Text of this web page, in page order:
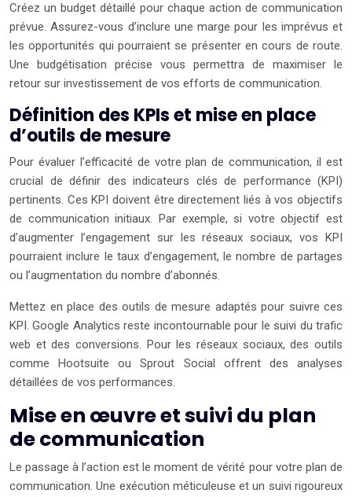
Créez un budget détaillé pour chaque action de communication
prévue. Assurez-vous d’inclure une marge pour les imprévus et
les opportunités qui pourraient se présenter en cours de route.
Une budgétisation précise vous permettra de maximiser le
retour sur investissement de vos efforts de communication.
Définition des KPIs et mise en place
d’outils de mesure
Pour évaluer l’efficacité de votre plan de communication, il est
crucial de définir des indicateurs clés de performance (KPI)
pertinents. Ces KPI doivent être directement liés à vos objectifs
de communication initiaux. Par exemple, si votre objectif est
d’augmenter l’engagement sur les réseaux sociaux, vos KPI
pourraient inclure le taux d’engagement, le nombre de partages
ou l’augmentation du nombre d’abonnés.
Mettez en place des outils de mesure adaptés pour suivre ces
KPI. Google Analytics reste incontournable pour le suivi du trafic
web et des conversions. Pour les réseaux sociaux, des outils
comme Hootsuite ou Sprout Social offrent des analyses
détaillées de vos performances.
Mise en œuvre et suivi du plan
de communication
Le passage à l’action est le moment de vérité pour votre plan de
communication. Une exécution méticuleuse et un suivi rigoureux